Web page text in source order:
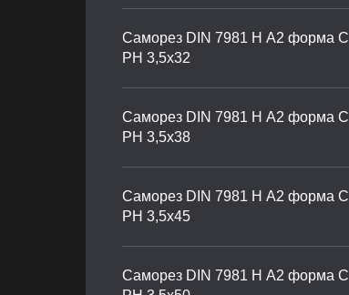
Саморез DIN 7981 H А2 форма С
PH 3,5х32
Саморез DIN 7981 H А2 форма С
PH 3,5х38
Саморез DIN 7981 H А2 форма С
PH 3,5х45
Саморез DIN 7981 H А2 форма С